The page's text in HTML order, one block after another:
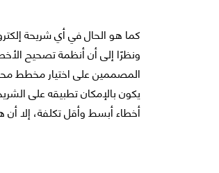
كما هو الحال في أي شريحة
ونظرًا إلى أن أنظمة تصحيح
المصممين على اختيار مخطط
يكون بالإمكان تطبيقه على
أخطاء أبسط وأقل تكلفة، إلا أن